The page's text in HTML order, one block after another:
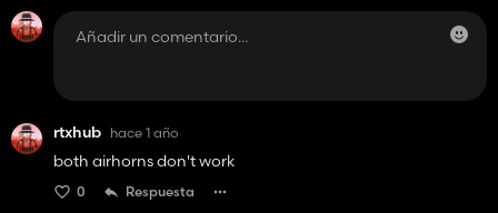
rtxhub hace 1 año
both airhorns don't work
0 Respuesta